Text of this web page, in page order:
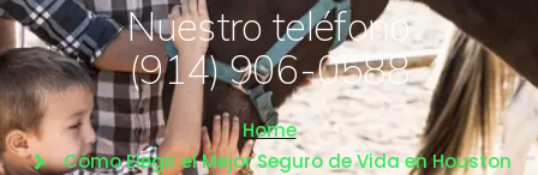
Nuestro teléfono
(914) 906-0588
Home
Cómo Elegir el Mejor Seguro de Vida en Houston